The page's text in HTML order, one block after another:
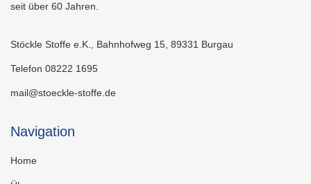
seit über 60 Jahren.
Stöckle Stoffe e.K., Bahnhofweg 15, 89331 Burgau
Telefon 08222 1695
mail@stoeckle-stoffe.de
Navigation
Home